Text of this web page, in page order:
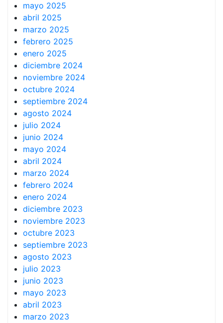
mayo 2025
abril 2025
marzo 2025
febrero 2025
enero 2025
diciembre 2024
noviembre 2024
octubre 2024
septiembre 2024
agosto 2024
julio 2024
junio 2024
mayo 2024
abril 2024
marzo 2024
febrero 2024
enero 2024
diciembre 2023
noviembre 2023
octubre 2023
septiembre 2023
agosto 2023
julio 2023
junio 2023
mayo 2023
abril 2023
marzo 2023